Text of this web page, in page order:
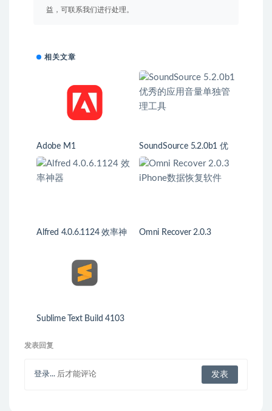
益，可联系我们进行处理。
相关文章
Adobe M1
SoundSource 5.2.0b1 优
秀的应用音量单独管理工
具
Alfred 4.0.6.1124 效率神
Omni Recover 2.0.3
Sublime Text Build 4103
发表回复
登录... 后才能评论